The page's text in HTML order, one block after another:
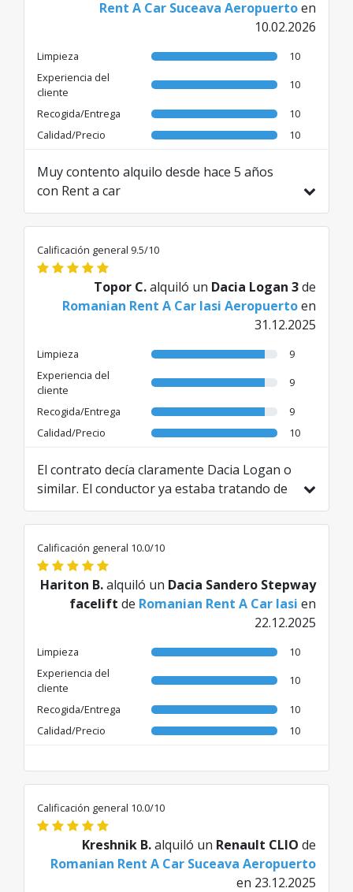
Rent A Car Suceava Aeropuertoen
10.02.2026
Limpieza
10
Experiencia del
cliente
10
Recogida/Entrega
10
Calidad/Precio
10
Muy contento alquilo desde hace 5 años
con Rent a car
Calificación general 9.5/10
Topor C.alquiló un Dacia Logan 3de
Romanian Rent A Car Iasi Aeropuertoen
31.12.2025
Limpieza
9
Experiencia del
cliente
9
Recogida/Entrega
9
Calidad/Precio
10
El contrato decía claramente Dacia Logan o
similar. El conductor ya estaba tratando de
engañar, diciendo que el coche no era un
Logan sino otro más grande. Y si ya había
informado a sus colegas, le dije que el
contrato estaba claramente escrito y el
precio era de 136 €. Cuando se dio cuenta
de que no funcionaba, empezó a mendigar
entregué tal como lo había recibido, con
medio tanque. Dijo que le debía 100 lei
porque me lo dio con tres cuartos. Intentó
engañarme tres veces para ganar dinero.
Traducido de RO por AI
Calificación general 10.0/10
Hariton B.alquiló un Dacia Sandero Stepway
facelift de Romanian Rent A Car Iasi en
22.12.2025
Limpieza
10
Experiencia del
cliente
10
Recogida/Entrega
10
Calidad/Precio
10
Calificación general 10.0/10
Kreshnik B.alquiló un Renault CLIO de
Romanian Rent A Car Suceava Aeropuerto
en 23.12.2025